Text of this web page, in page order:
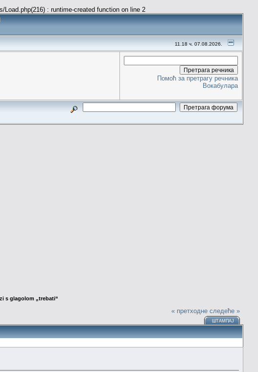
: runtime-created function on line 2
11.18 ч. 07.08.2026.
Помоћ за претрагу речника
Вокабулара
s glagolom „trebati“
« претходне следеће »
ШТАМПАЈ